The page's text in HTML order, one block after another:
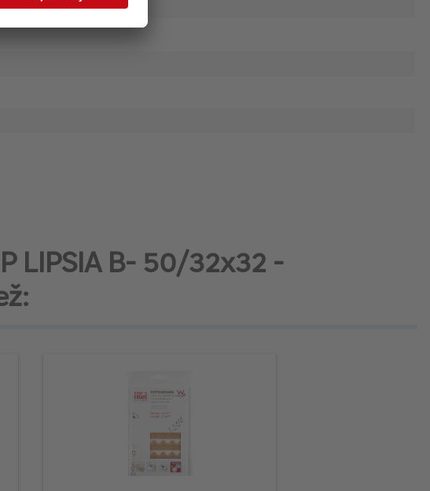
LIPSIA B- 50/32x32 -